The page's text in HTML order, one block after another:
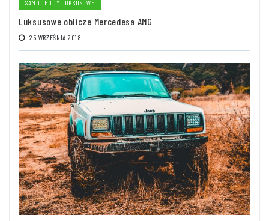
SAMOCHODY LUKSUSOWE
Luksusowe oblicze Mercedesa AMG
25 WRZEŚNIA 2018